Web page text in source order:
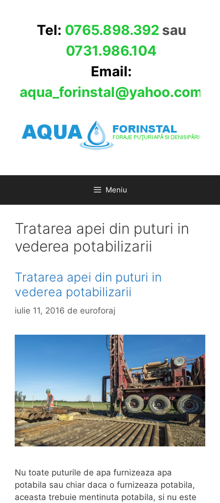
Tel: 0765.898.392 sau
0731.986.104
Email:
aqua_forinstal@yahoo.com
Meniu
Tratarea apei din puturi in
vederea potabilizarii
Tratarea apei din puturi in
vederea potabilizarii
iulie 11, 2016 de euroforaj
Nu toate puturile de apa furnizeaza apa
potabila sau chiar daca o furnizeaza potabila,
aceasta trebuie mentinuta potabila, si nu este